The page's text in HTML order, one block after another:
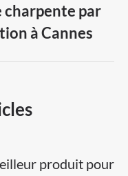
charpente par
à Cannes
produit pour